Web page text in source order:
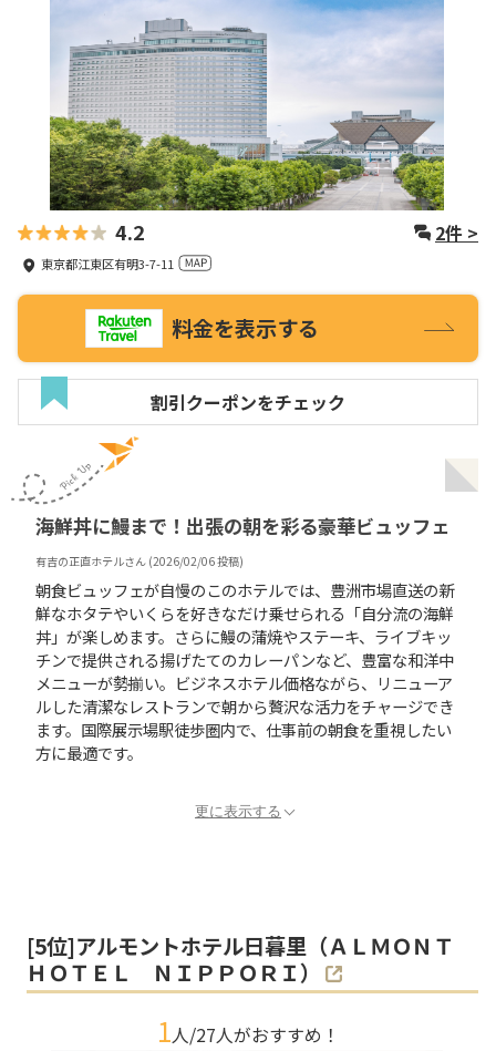
4.2 2件 >
東京都江東区有明3-7-11
料金を表示する
割引クーポンをチェック
海鮮丼に鰻まで！出張の朝を彩る豪華ビュッフェ
有吉の正直ホテルさん (2026/02/06投稿)
朝食ビュッフェが自慢のこのホテルでは、豊洲市場直送の新
鮮なホタテやいくらを好きなだけ乗せられる「自分流の海鮮
丼」が楽しめます。さらに鰻の蒲焼やステーキ、ライブキッ
チンで提供される揚げたてのカレーパンなど、豊富な和洋中
メニューが勢揃い。ビジネスホテル価格ながら、リニューア
ルした清潔なレストランで朝から贅沢な活力をチャージでき
ます。国際展示場駅徒歩圏内で、仕事前の朝食を重視したい
方に最適です。
更に表示する
[5位]アルモントホテル日暮里（ＡＬＭＯＮＴ
ＨＯＴＥＬ ＮＩＰＰＯＲＩ）
1人/27人がおすすめ！